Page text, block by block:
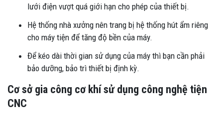
lưới điện vượt quá giới hạn cho phép của thiết bị.
Hệ thống nhà xưởng nên trang bị hệ thống hút ẩm riêng
cho máy tiện để tăng độ bền của máy.
Để kéo dài thời gian sử dụng của máy thì bạn cần phải
bảo dưỡng, bảo trì thiết bị định kỳ.
Cơ sở gia công cơ khí sử dụng công nghệ tiện
CNC